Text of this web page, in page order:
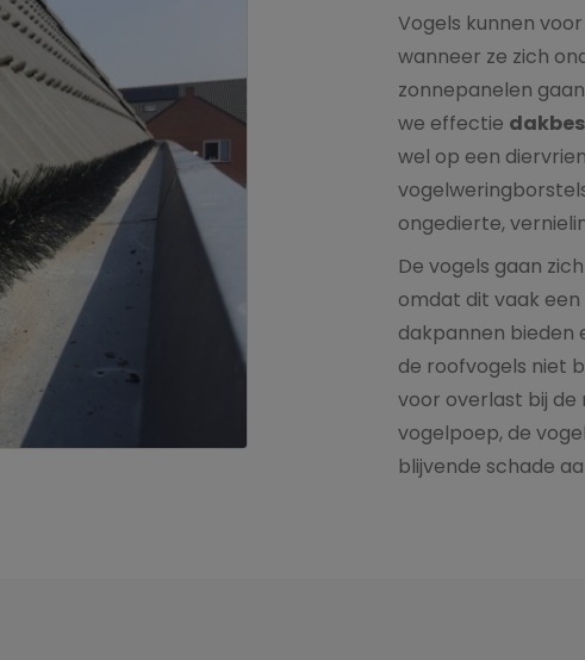
Vogels kunnen
wanneer ze zich
zonnepanelen
we effectie
wel op een
ongedierte,
De vogels gaan
omdat dit vaak een
dakpannen bieden
de roofvogels niet
voor overlast bij de
vogelpoep, de
blijvende schade